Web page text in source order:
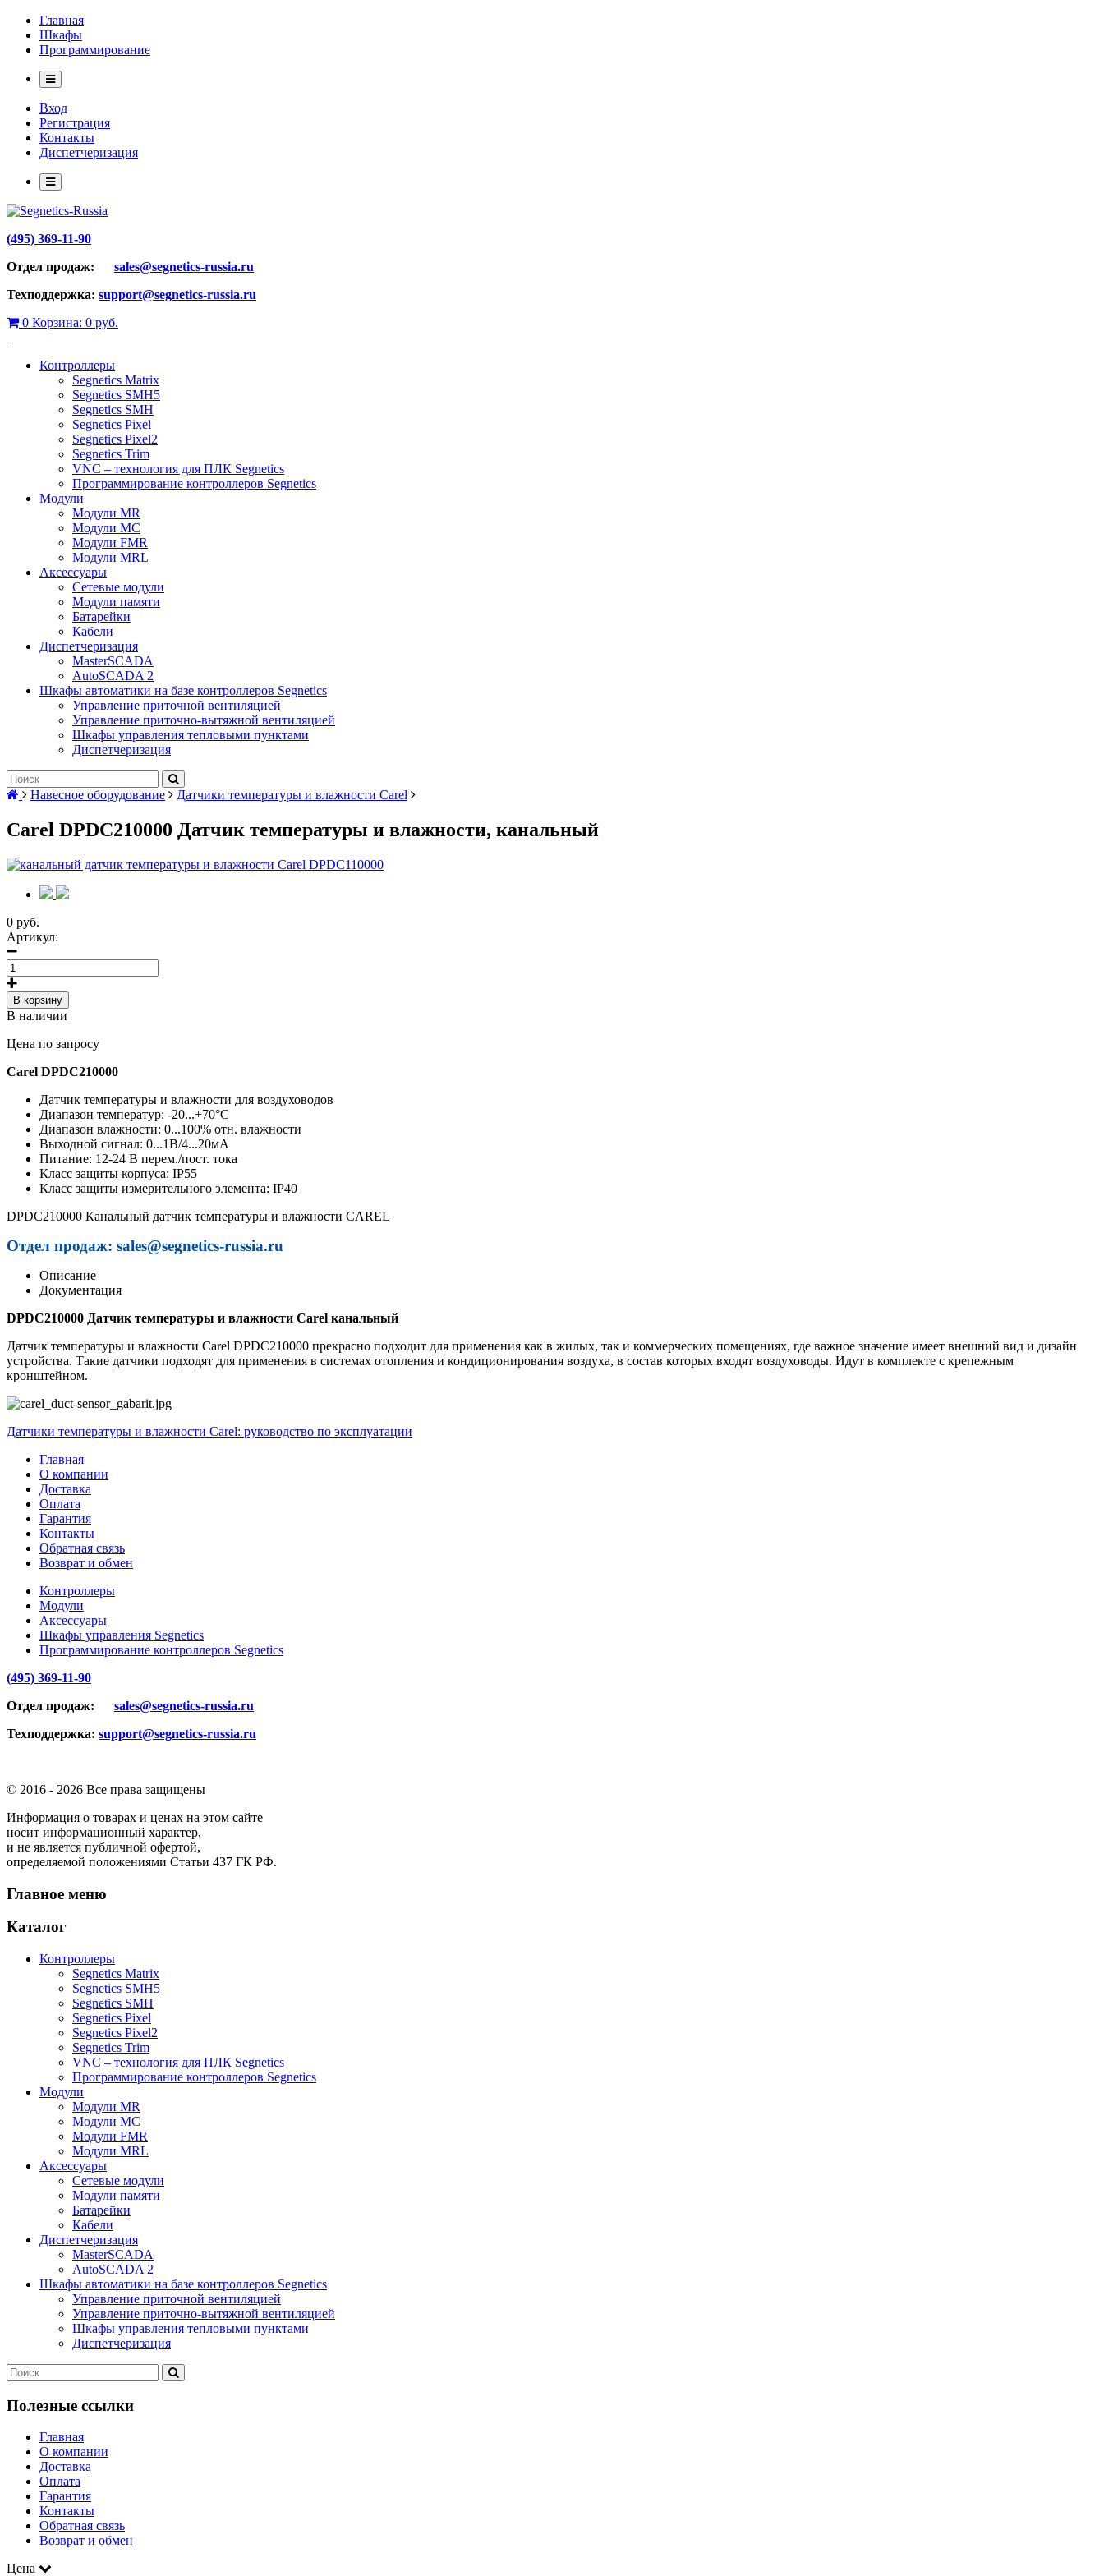
Главная
Шкафы
Программирование
Вход
Регистрация
Контакты
Диспетчеризация
(495) 369-11-90
Отдел продаж: sales@segnetics-russia.ru
Техподдержка: support@segnetics-russia.ru
0 Корзина: 0 руб.
Контроллеры
Segnetics Matrix
Segnetics SMH5
Segnetics SMH
Segnetics Pixel
Segnetics Pixel2
Segnetics Trim
VNC – технология для ПЛК Segnetics
Программирование контроллеров Segnetics
Модули
Модули MR
Модули MC
Модули FMR
Модули MRL
Аксеcсуары
Сетевые модули
Модули памяти
Батарейки
Кабели
Диспетчеризация
MasterSCADA
AutoSCADA 2
Шкафы автоматики на базе контроллеров Segnetics
Управление приточной вентиляцией
Управление приточно-вытяжной вентиляцией
Шкафы управления тепловыми пунктами
Диспетчеризация
Навесное оборудование Датчики температуры и влажности Carel
Carel DPDC210000 Датчик температуры и влажности, канальный
0 руб.
Артикул:
В корзину
В наличии
Цена по запросу
Carel DPDC210000
Датчик температуры и влажности для воздуховодов
Диапазон температур: -20...+70°C
Диапазон влажности: 0...100% отн. влажности
Выходной сигнал: 0...1В/4...20мА
Питание: 12-24 В перем./пост. тока
Класс защиты корпуса: IP55
Класс защиты измерительного элемента: IP40
DPDC210000 Канальный датчик температуры и влажности CAREL
Отдел продаж: sales@segnetics-russia.ru
Описание
Документация
DPDC210000 Датчик температуры и влажности Carel канальный
Датчик температуры и влажности Carel DPDC210000 прекрасно подходит для применения как в жилых, так и коммерческих помещениях, где важное значение имеет внешний вид и дизайн
устройства. Такие датчики подходят для применения в системах отопления и кондиционирования воздуха, в состав которых входят воздуховоды. Идут в комплекте с крепежным
кронштейном.
Датчики температуры и влажности Carel: руководство по эксплуатации
Главная
О компании
Доставка
Оплата
Гарантия
Контакты
Обратная связь
Возврат и обмен
Контроллеры
Модули
Аксессуары
Шкафы управления Segnetics
Программирование контроллеров Segnetics
(495) 369-11-90
Отдел продаж: sales@segnetics-russia.ru
Техподдержка: support@segnetics-russia.ru
© 2016 - 2026 Все права защищены
Информация о товарах и ценах на этом сайте
носит информационный характер,
и не является публичной офертой,
определяемой положениями Статьи 437 ГК РФ.
Главное меню
Каталог
Контроллеры
Segnetics Matrix
Segnetics SMH5
Segnetics SMH
Segnetics Pixel
Segnetics Pixel2
Segnetics Trim
VNC – технология для ПЛК Segnetics
Программирование контроллеров Segnetics
Модули
Модули MR
Модули MC
Модули FMR
Модули MRL
Аксеcсуары
Сетевые модули
Модули памяти
Батарейки
Кабели
Диспетчеризация
MasterSCADA
AutoSCADA 2
Шкафы автоматики на базе контроллеров Segnetics
Управление приточной вентиляцией
Управление приточно-вытяжной вентиляцией
Шкафы управления тепловыми пунктами
Диспетчеризация
Полезные ссылки
Главная
О компании
Доставка
Оплата
Гарантия
Контакты
Обратная связь
Возврат и обмен
Цена